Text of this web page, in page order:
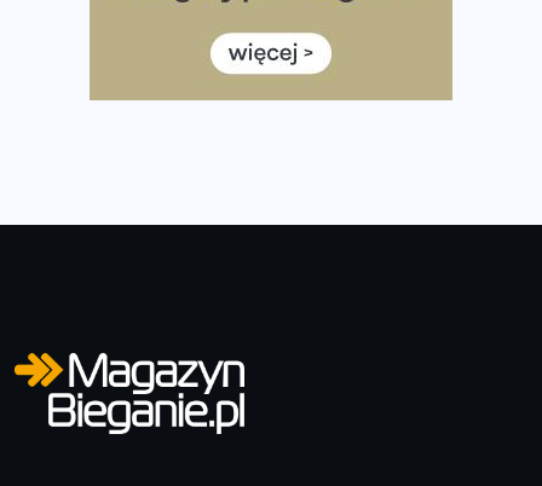
Jaki smartwatch dla biegaczy, którzy chcą też przy
okazji trenować pod HYROX?
Jak zaplanować domowe cardio bez przepełniania